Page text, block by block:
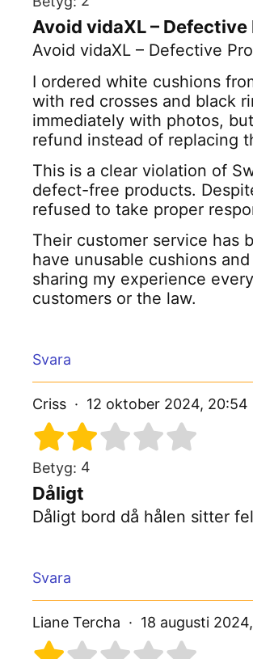
Avoid vidaXL –
Avoid vidaXL – Defective
I ordered white cushions
with red crosses and black
immediately with photos,
refund instead of replacing
This is a clear violation of
defect-free products.
refused to take proper
Their customer service has
have unusable cushions
sharing my experience
customers or the law.
Svara
Criss 12 oktober 2024, 20:54
Betyg: 4
Dåligt
Dåligt bord då hålen sitter
Svara
Liane Tercha 18 augusti